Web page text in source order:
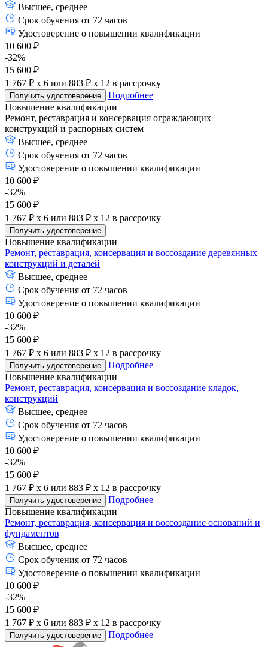
Высшее, среднее
Срок обучения от 72 часов
Удостоверение о повышении квалификации
10 600 ₽
-32%
15 600 ₽
1 767 ₽ x 6 или 883 ₽ x 12 в рассрочку
Получить удостоверение
Подробнее
Повышение квалификации
Ремонт, реставрация и консервация ограждающих
конструкций и распорных систем
Высшее, среднее
Срок обучения от 72 часов
Удостоверение о повышении квалификации
10 600 ₽
-32%
15 600 ₽
1 767 ₽ x 6 или 883 ₽ x 12 в рассрочку
Получить удостоверение
Повышение квалификации
Ремонт, реставрация, консервация и воссоздание деревянных
конструкций и деталей
Высшее, среднее
Срок обучения от 72 часов
Удостоверение о повышении квалификации
10 600 ₽
-32%
15 600 ₽
1 767 ₽ x 6 или 883 ₽ x 12 в рассрочку
Получить удостоверение
Подробнее
Повышение квалификации
Ремонт, реставрация, консервация и воссоздание кладок,
конструкций
Высшее, среднее
Срок обучения от 72 часов
Удостоверение о повышении квалификации
10 600 ₽
-32%
15 600 ₽
1 767 ₽ x 6 или 883 ₽ x 12 в рассрочку
Получить удостоверение
Подробнее
Повышение квалификации
Ремонт, реставрация, консервация и воссоздание оснований и
фундаментов
Высшее, среднее
Срок обучения от 72 часов
Удостоверение о повышении квалификации
10 600 ₽
-32%
15 600 ₽
1 767 ₽ x 6 или 883 ₽ x 12 в рассрочку
Получить удостоверение Подробнее